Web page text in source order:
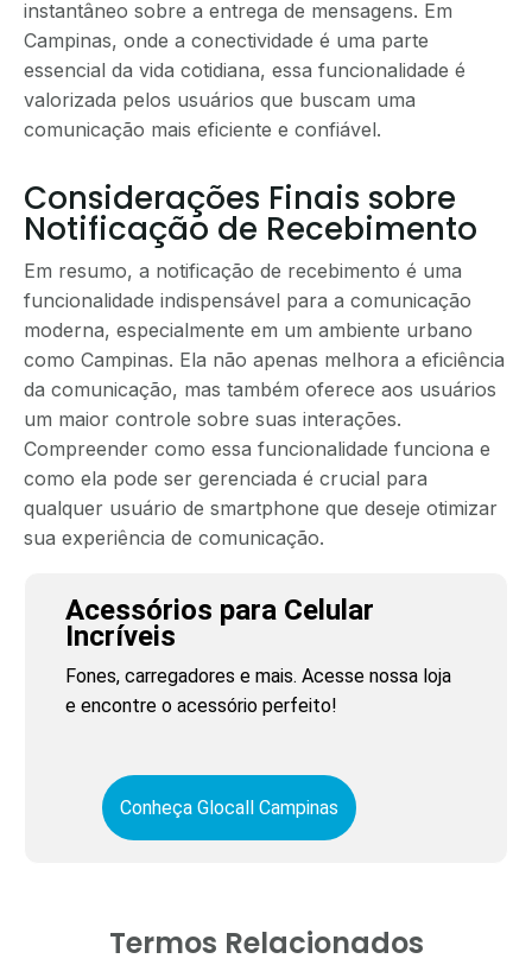
instantâneo sobre a entrega de mensagens. Em
Campinas, onde a conectividade é uma parte
essencial da vida cotidiana, essa funcionalidade é
valorizada pelos usuários que buscam uma
comunicação mais eficiente e confiável.
Considerações Finais sobre
Notificação de Recebimento
Em resumo, a notificação de recebimento é uma
funcionalidade indispensável para a comunicação
moderna, especialmente em um ambiente urbano
como Campinas. Ela não apenas melhora a eficiência
da comunicação, mas também oferece aos usuários
um maior controle sobre suas interações.
Compreender como essa funcionalidade funciona e
como ela pode ser gerenciada é crucial para
qualquer usuário de smartphone que deseje otimizar
sua experiência de comunicação.
Acessórios para Celular
Incríveis
Fones, carregadores e mais. Acesse nossa loja
e encontre o acessório perfeito!
Conheça Glocall Campinas
Termos Relacionados